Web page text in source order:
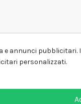
annunci pubblicitari.
personalizzati.